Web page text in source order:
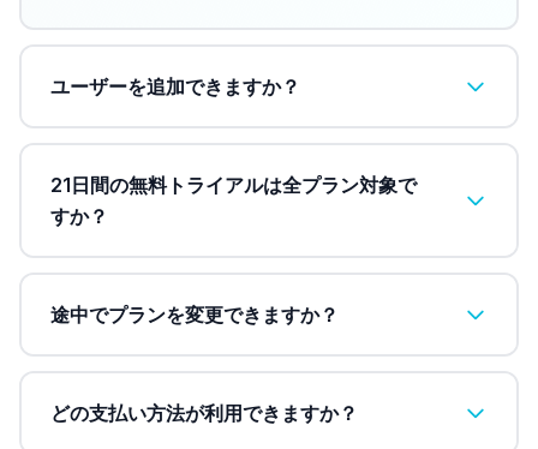
ユーザーを追加できますか？
21日間の無料トライアルは全プラン対象で
すか？
途中でプランを変更できますか？
どの支払い方法が利用できますか？